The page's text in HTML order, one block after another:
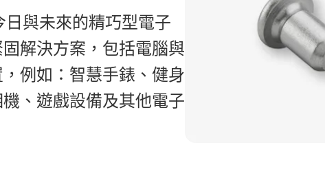
與未來的精巧型電子
解決方案，包括電腦與
例如：智慧手錶、健身
、遊戲設備及其他電子